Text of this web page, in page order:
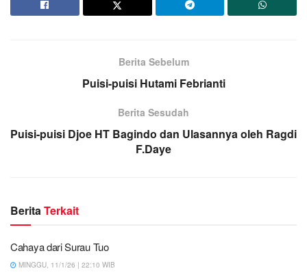
Berita Sebelum
Puisi-puisi Hutami Febrianti
Berita Sesudah
Puisi-puisi Djoe HT Bagindo dan Ulasannya oleh Ragdi
F.Daye
BeritaTerkait
Cahaya dari Surau Tuo
MINGGU, 11/1/26 | 22:10 WIB